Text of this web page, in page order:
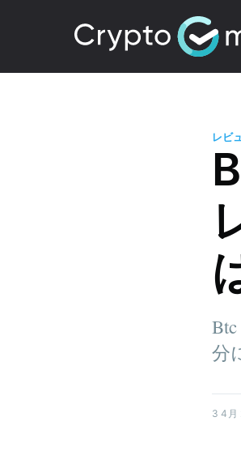
レビ
分
3 4月